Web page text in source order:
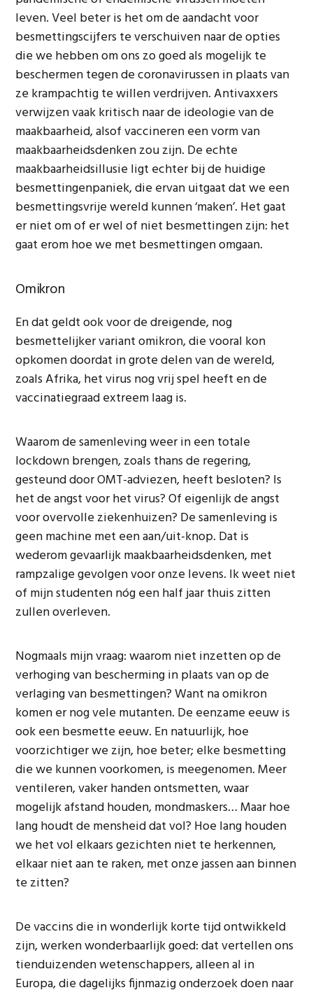
leven. Veel beter is het om de aandacht voor
besmettingscijfers te verschuiven naar de opties
die we hebben om ons zo goed als mogelijk te
beschermen tegen de coronavirussen in plaats van
ze krampachtig te willen verdrijven. Antivaxxers
verwijzen vaak kritisch naar de ideologie van de
maakbaarheid, alsof vaccineren een vorm van
maakbaarheidsdenken zou zijn. De echte
maakbaarheidsillusie ligt echter bij de huidige
besmettingenpaniek, die ervan uitgaat dat we een
besmettingsvrije wereld kunnen ‘maken’. Het gaat
er niet om of er wel of niet besmettingen zijn: het
gaat erom hoe we met besmettingen omgaan.
Omikron
En dat geldt ook voor de dreigende, nog
besmettelijker variant omikron, die vooral kon
opkomen doordat in grote delen van de wereld,
zoals Afrika, het virus nog vrij spel heeft en de
vaccinatiegraad extreem laag is.
Waarom de samenleving weer in een totale
lockdown brengen, zoals thans de regering,
gesteund door OMT-adviezen, heeft besloten? Is
het de angst voor het virus? Of eigenlijk de angst
voor overvolle ziekenhuizen? De samenleving is
geen machine met een aan/uit-knop. Dat is
wederom gevaarlijk maakbaarheidsdenken, met
rampzalige gevolgen voor onze levens. Ik weet niet
of mijn studenten nóg een half jaar thuis zitten
zullen overleven.
Nogmaals mijn vraag: waarom niet inzetten op de
verhoging van bescherming in plaats van op de
verlaging van besmettingen? Want na omikron
komen er nog vele mutanten. De eenzame eeuw is
ook een besmette eeuw. En natuurlijk, hoe
voorzichtiger we zijn, hoe beter; elke besmetting
die we kunnen voorkomen, is meegenomen. Meer
ventileren, vaker handen ontsmetten, waar
mogelijk afstand houden, mondmaskers… Maar hoe
lang houdt de mensheid dat vol? Hoe lang houden
we het vol elkaars gezichten niet te herkennen,
elkaar niet aan te raken, met onze jassen aan binnen
te zitten?
De vaccins die in wonderlijk korte tijd ontwikkeld
zijn, werken wonderbaarlijk goed: dat vertellen ons
tienduizenden wetenschappers, alleen al in
Europa, die dagelijks fijnmazig onderzoek doen naar